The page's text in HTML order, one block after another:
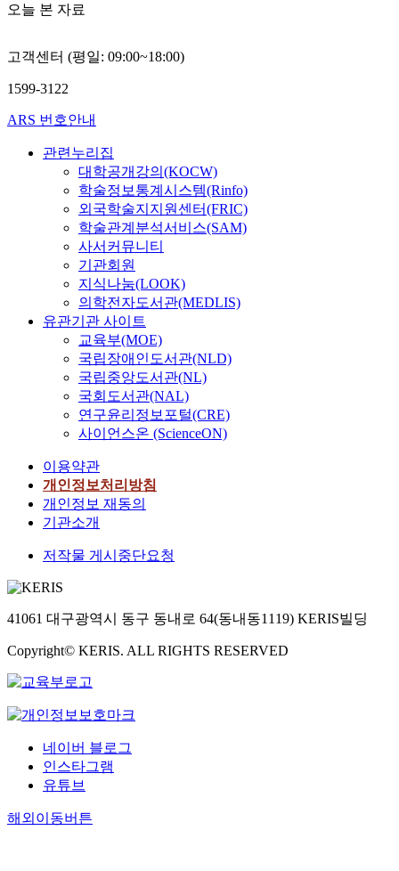
오늘 본 자료
고객센터 (평일: 09:00~18:00)
1599-3122
ARS 번호안내
관련누리집
대학공개강의(KOCW)
학술정보통계시스템(Rinfo)
외국학술지지원센터(FRIC)
학술관계분석서비스(SAM)
사서커뮤니티
기관회원
지식나눔(LOOK)
의학전자도서관(MEDLIS)
유관기관 사이트
교육부(MOE)
국립장애인도서관(NLD)
국립중앙도서관(NL)
국회도서관(NAL)
연구윤리정보포털(CRE)
사이언스온 (ScienceON)
이용약관
개인정보처리방침
개인정보 재동의
기관소개
저작물 게시중단요청
41061 대구광역시 동구 동내로 64(동내동1119) KERIS빌딩
Copyright© KERIS. ALL RIGHTS RESERVED
네이버 블로그
인스타그램
유튜브
해외이동버튼